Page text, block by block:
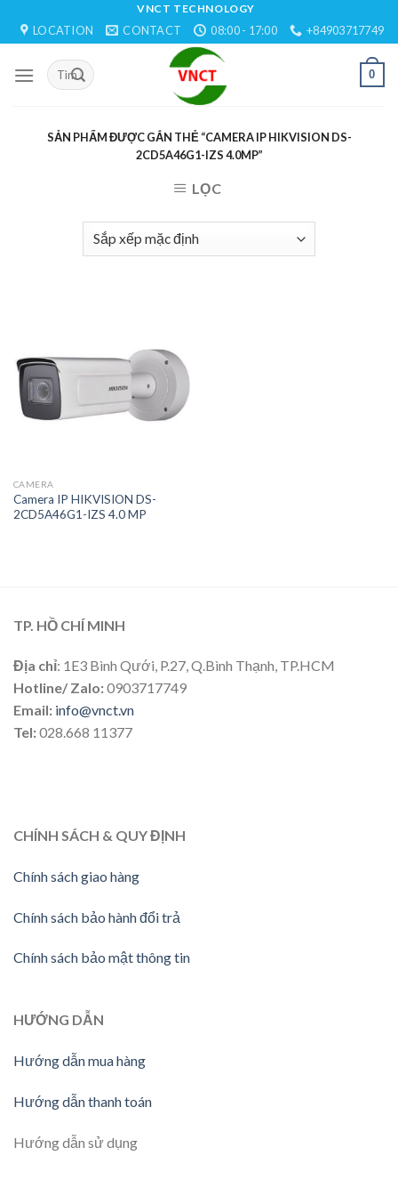
VNCT TECHNOLOGY
LOCATION CONTACT 08:00 - 17:00 +84903717749
0
SẢN PHẨM ĐƯỢC GẮN THẺ “CAMERA IP HIKVISION DS-
2CD5A46G1-IZS 4.0MP”
LỌC
CAMERA
Camera IP HIKVISION DS-
2CD5A46G1-IZS 4.0 MP
TP. HỒ CHÍ MINH
Địa chỉ: 1E3 Bình Qưới, P.27, Q.Bình Thạnh, TP.HCM
Hotline/ Zalo:0903717749
Email: info@vnct.vn
Tel:028.668 11377
CHÍNH SÁCH & QUY ĐỊNH
Chính sách giao hàng
Chính sách bảo hành đổi trả
Chính sách bảo mật thông tin
HƯỚNG DẪN
Hướng dẫn mua hàng
Hướng dẫn thanh toán
Hướng dẫn sử dụng